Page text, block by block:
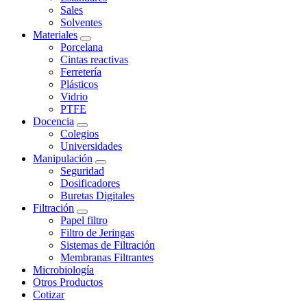
Sales
Solventes
Materiales
Porcelana
Cintas reactivas
Ferretería
Plásticos
Vidrio
PTFE
Docencia
Colegios
Universidades
Manipulación
Seguridad
Dosificadores
Buretas Digitales
Filtración
Papel filtro
Filtro de Jeringas
Sistemas de Filtración
Membranas Filtrantes
Microbiología
Otros Productos
Cotizar